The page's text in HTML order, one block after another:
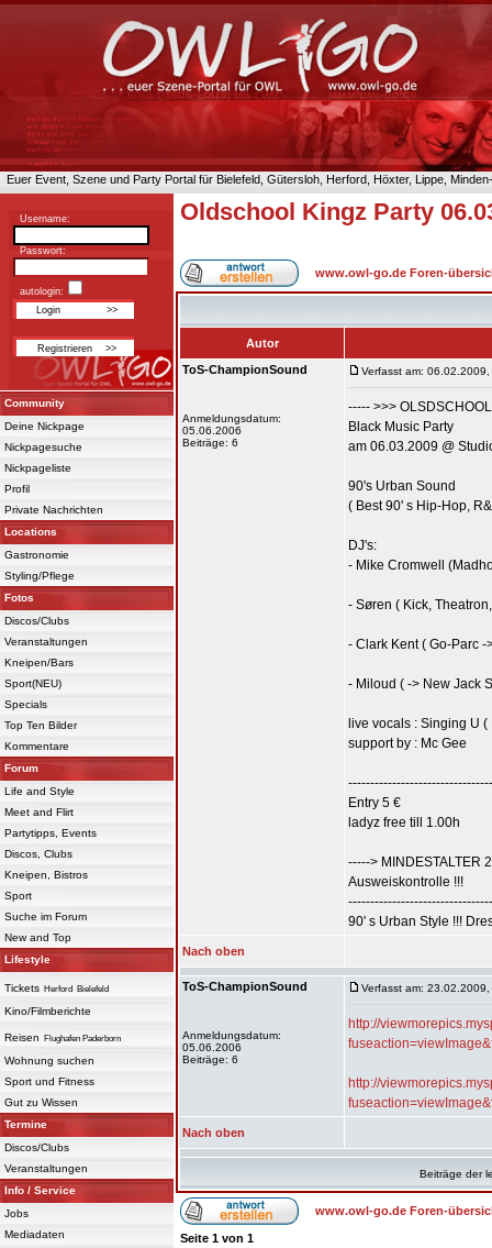
Euer Event, Szene und Party Portal für Bielefeld, Gütersloh, Herford, Höxter, Lippe,
Username:
Passwort:
autologin:
Community
Deine Nickpage
Nickpagesuche
Nickpageliste
Profil
Private Nachrichten
Locations
Gastronomie
Styling/Pflege
Fotos
Discos/Clubs
Veranstaltungen
Kneipen/Bars
Sport(NEU)
Specials
Top Ten Bilder
Kommentare
Forum
Life and Style
Meet and Flirt
Partytipps, Events
Discos, Clubs
Kneipen, Bistros
Sport
Suche im Forum
New and Top
Lifestyle
Tickets Herford Bielefeld
Kino/Filmberichte
Reisen Flughafen Paderborn
Wohnung suchen
Sport und Fitness
Gut zu Wissen
Termine
Discos/Clubs
Veranstaltungen
Info / Service
Jobs
Mediadaten
Oldschool Kingz Party
www.owl-go.de Foren-
Autor
ToS-ChampionSound
Anmeldungsdatum:
05.06.2006
Beiträge: 6
Verfasst am:
----- >>>
Black Music Party
am 06.03.2009 @
90's Urban Sound
( Best 90' s Hip-Hop,
DJ's:
- Mike Cromwell
- Søren ( Kick,
- Clark Kent ( Go-Parc
- Miloud ( -> New Jack
live vocals : Singing U
support by : Mc Gee
Entry 5 €
ladyz free till 1.00h
-----> MINDESTALTER
Ausweiskontrolle !!!
90' s Urban Style !!!
Nach oben
ToS-ChampionSound
Anmeldungsdatum:
05.06.2006
Beiträge: 6
Verfasst am:
http://
http://
Nach oben
Beiträge der
www.owl-go.de Foren-
Seite 1 von 1